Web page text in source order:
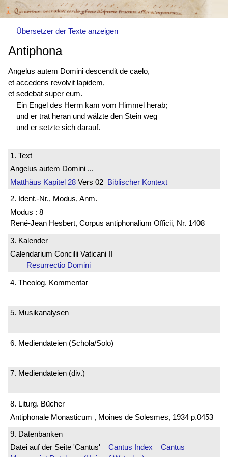
Übersetzer der Texte anzeigen
Antiphona
Angelus autem Domini descendit de caelo,
et accedens revolvit lapidem,
et sedebat super eum.
Ein Engel des Herrn kam vom Himmel herab;
und er trat heran und wälzte den Stein weg
und er setzte sich darauf.
1. Text
Angelus autem Domini ...
Matthäus Kapitel 28 Vers 02 Biblischer Kontext
2. Ident.-Nr., Modus, Anm.
Modus : 8
René-Jean Hesbert, Corpus antiphonalium Officii, Nr. 1408
3. Kalender
Calendarium Concilii Vaticani II
Resurrectio Domini
4. Theolog. Kommentar
5. Musikanalysen
6. Mediendateien (Schola/Solo)
7. Mediendateien (div.)
8. Liturg. Bücher
Antiphonale Monasticum , Moines de Solesmes, 1934 p.0453
9. Datenbanken
Datei auf der Seite 'Cantus' Cantus Index
Cantus